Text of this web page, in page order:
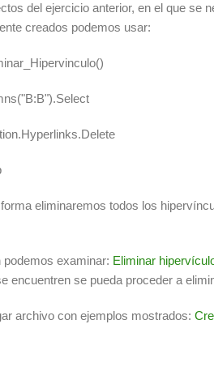
del ejercicio anterior, en el que se
creados podemos usar:
eliminaremos todos los
podemos examinar: Eliminar
encuentren se pueda proceder a
archivo con ejemplos mostrados: